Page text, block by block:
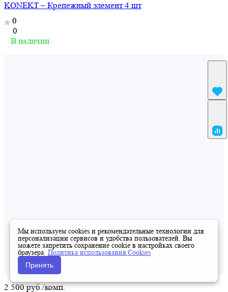
KONEKT – Крепежный элемент 4 шт
0
0
В наличии
2 500 руб./комп.
Мы используем cookies и рекомендательные технологии для
персонализации сервисов и удобства пользователей. Вы
можете запретить сохранение cookie в настройках своего
браузера. Политика использования Cookies
Принять